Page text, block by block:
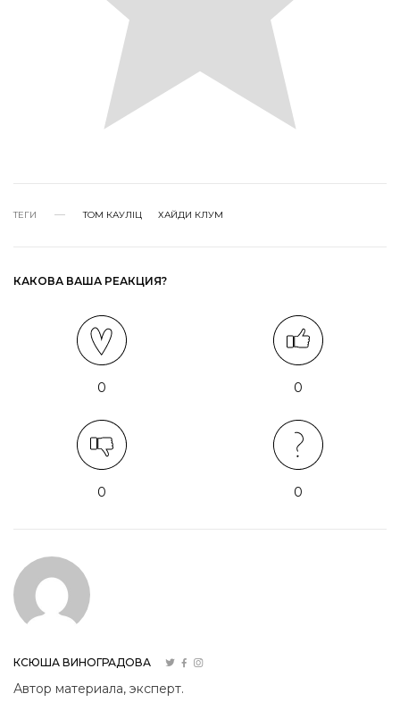
ТЕГИ ТОМ КАУЛІЦ ХАЙДИ КЛУМ
КАКОВА ВАША РЕАКЦИЯ?
0 0
0 0
КСЮША ВИНОГРАДОВА
Автор материала, эксперт.